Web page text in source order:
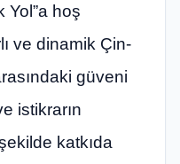
Yol”a hoş
ve dinamik Çin-
güveni
istikrarın
katkıda